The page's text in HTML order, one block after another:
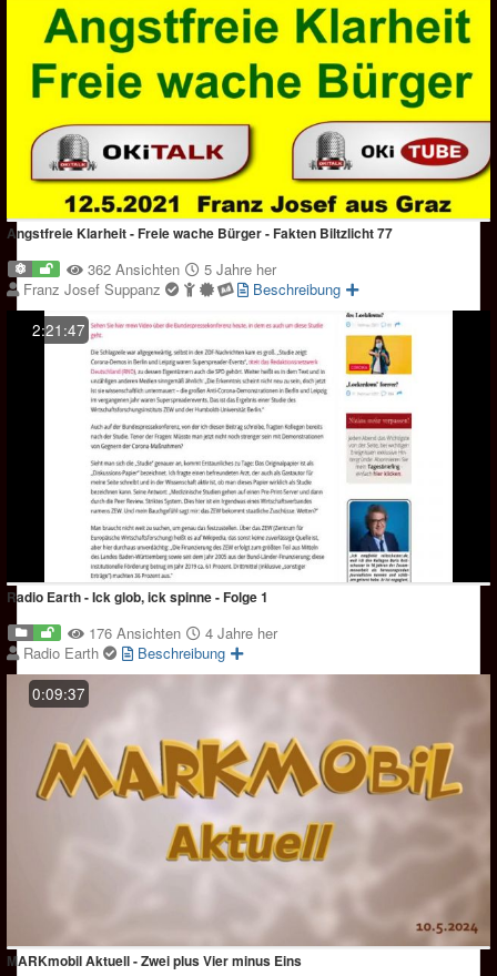
Angstfreie Klarheit - Freie wache Bürger - Fakten Biltzlicht 77
362 Ansichten
5 Jahre her
Franz Josef Suppanz
Beschreibung
2:21:47
Radio Earth - Ick glob, ick spinne - Folge 1
176 Ansichten
4 Jahre her
Radio Earth
Beschreibung
0:09:37
MARKmobil Aktuell - Zwei plus Vier minus Eins